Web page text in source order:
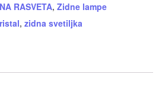
RASVETA, Zidne lampe
, zidna svetiljka